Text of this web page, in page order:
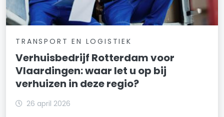
TRANSPORT EN LOGISTIEK
Verhuisbedrijf Rotterdam voor
Vlaardingen: waar let u op bij
verhuizen in deze regio?
26 april 2026